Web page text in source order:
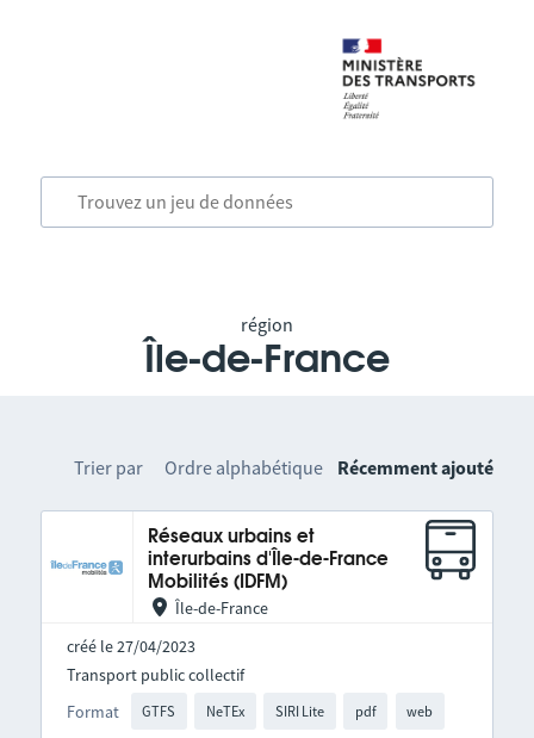
région
Île-de-France
Trier par Ordre alphabétique Récemment ajouté
Réseaux urbains et
interurbains d'Île-de-France
Mobilités (IDFM)
Île-de-France
créé le 27/04/2023
Format GTFS NeTEx SIRI Lite pdf web
Transport public collectif